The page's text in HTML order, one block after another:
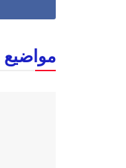
مواضيع